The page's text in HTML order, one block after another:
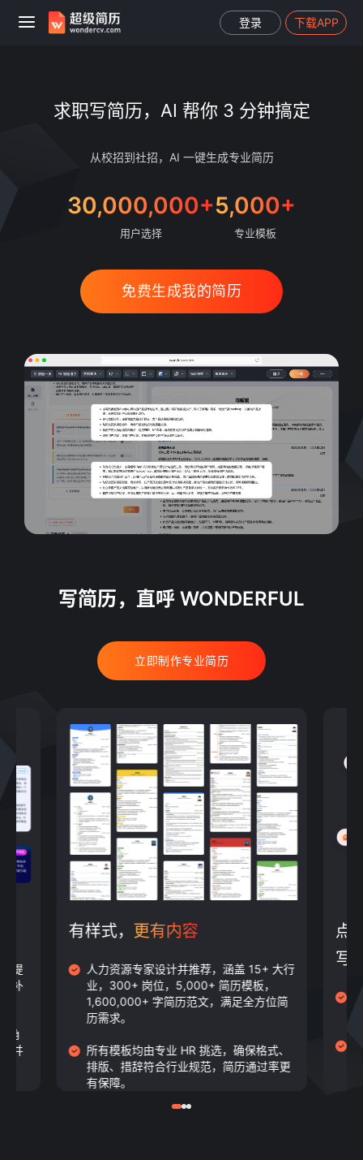
登录 下载APP
求职写简历，AI 帮你 3 分钟搞定
从校招到社招，AI 一键生成专业简历
30,000,000+
用户选择
5,000+
专业模板
免费生成我的简历
写简历，直呼 WONDERFUL
立即制作专业简历
提
补
角
并
有样式， 更有内容
人力资源专家设计并推荐，涵盖 15+ 大行
业，300+ 岗位，5,000+ 简历模板，
1,600,000+ 字简历范文，满足全方位简
历需求。
所有模板均由专业 HR 挑选，确保格式、
排版、措辞符合行业规范，简历通过率更
有保障。
点
写